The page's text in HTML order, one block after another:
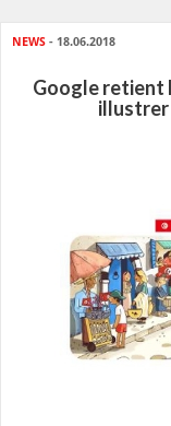
NEWS - 18.06.2018
Google retient
illustrer